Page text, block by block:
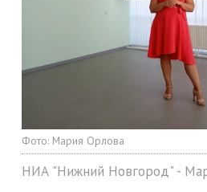
Фото: Мария Орлова
НИА "Нижний Новгород" -